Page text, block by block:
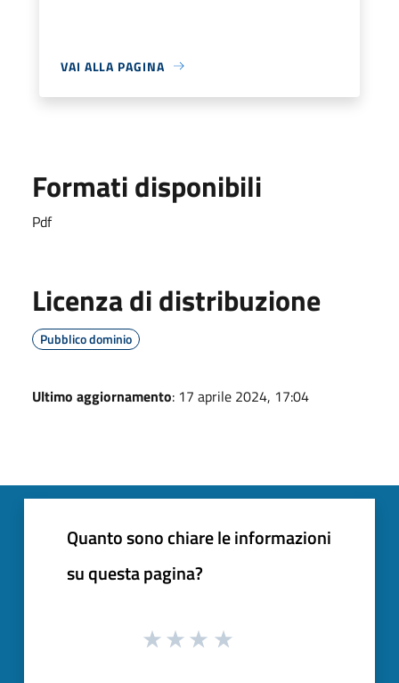
VAI ALLA PAGINA
Formati disponibili
Pdf
Licenza di distribuzione
Pubblico dominio
Ultimo aggiornamento: 17 aprile 2024, 17:04
Quanto sono chiare le informazioni
su questa pagina?